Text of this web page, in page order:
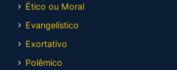
Ético ou Moral
Evangelístico
Exortativo
Polêmico